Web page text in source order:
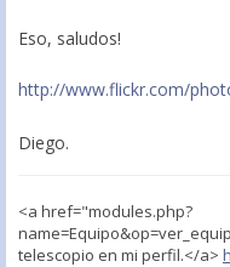
Eso, saludos!
http://www.flickr.com/
Diego.
<a href="modules.php?
telescopio en mi perfil.</a>